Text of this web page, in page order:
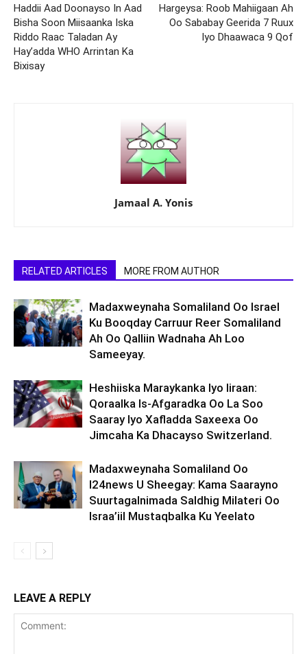
Haddii Aad Doonayso In Aad
Bisha Soon Miisaanka Iska
Riddo Raac Taladan Ay
Hay’adda WHO Arrintan Ka
Bixisay
Hargeysa: Roob Mahiigaan Ah
Oo Sababay Geerida 7 Ruux
Iyo Dhaawaca 9 Qof
Jamaal A. Yonis
RELATED ARTICLES MORE FROM AUTHOR
Madaxweynaha Somaliland Oo Israel
Ku Booqday Carruur Reer Somaliland
Ah Oo Qalliin Wadnaha Ah Loo
Sameeyay.
Heshiiska Maraykanka Iyo Iiraan:
Qoraalka Is-Afgaradka Oo La Soo
Saaray Iyo Xafladda Saxeexa Oo
Jimcaha Ka Dhacayso Switzerland.
Madaxweynaha Somaliland Oo
I24news U Sheegay: Kama Saarayno
Suurtagalnimada Saldhig Milateri Oo
Israa’iil Mustaqbalka Ku Yeelato
LEAVE A REPLY